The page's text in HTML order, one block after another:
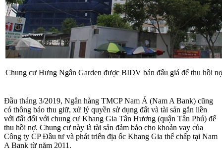
Chung cư Hưng Ngân Garden được BIDV bán đấu giá để thu hồi
Đầu tháng 3/2019, Ngân hàng TMCP Nam Á (Nam A Bank) cũng
có thông báo thu giữ, xử lý quyền sử dụng đất và tài sản gắn liền
với đất đối với chung cư Khang Gia Tân Hương (quận Tân Phú) để
thu hồi nợ. Chung cư này là tài sản đảm bảo cho khoản vay của
Công ty CP Đầu tư và phát triển địa ốc Khang Gia thế chấp tại Nam
A Bank từ năm 2011.